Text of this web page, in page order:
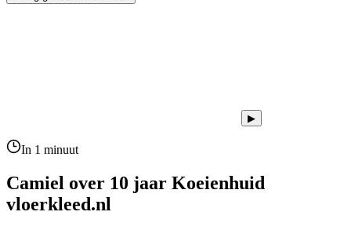
▶
In 1 minuut
Camiel over 10 jaar Koeienhuid
vloerkleed.nl